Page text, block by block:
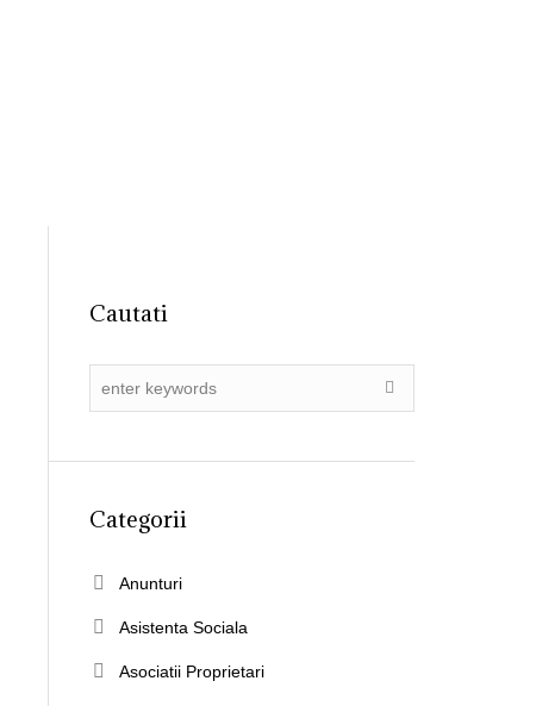
Cautati
Categorii
Anunturi
Asistenta Sociala
Asociatii Proprietari